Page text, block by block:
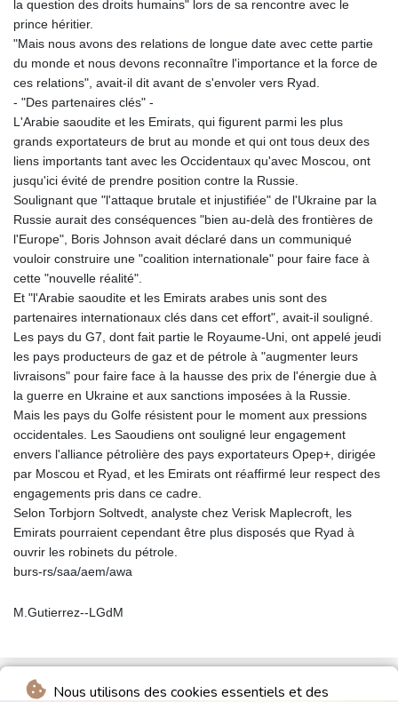
Nous utilisons des cookies essentiels et des
la question des droits humains" lors de sa rencontre avec le
prince héritier.
"Mais nous avons des relations de longue date avec cette partie
du monde et nous devons reconnaître l'importance et la force de
ces relations", avait-il dit avant de s'envoler vers Ryad.
- "Des partenaires clés" -
L'Arabie saoudite et les Emirats, qui figurent parmi les plus
grands exportateurs de brut au monde et qui ont tous deux des
liens importants tant avec les Occidentaux qu'avec Moscou, ont
jusqu'ici évité de prendre position contre la Russie.
Soulignant que "l'attaque brutale et injustifiée" de l'Ukraine par la
Russie aurait des conséquences "bien au-delà des frontières de
l'Europe", Boris Johnson avait déclaré dans un communiqué
vouloir construire une "coalition internationale" pour faire face à
cette "nouvelle réalité".
Et "l'Arabie saoudite et les Emirats arabes unis sont des
partenaires internationaux clés dans cet effort", avait-il souligné.
Les pays du G7, dont fait partie le Royaume-Uni, ont appelé jeudi
les pays producteurs de gaz et de pétrole à "augmenter leurs
livraisons" pour faire face à la hausse des prix de l'énergie due à
la guerre en Ukraine et aux sanctions imposées à la Russie.
Mais les pays du Golfe résistent pour le moment aux pressions
occidentales. Les Saoudiens ont souligné leur engagement
envers l'alliance pétrolière des pays exportateurs Opep+, dirigée
par Moscou et Ryad, et les Emirats ont réaffirmé leur respect des
engagements pris dans ce cadre.
Selon Torbjorn Soltvedt, analyste chez Verisk Maplecroft, les
Emirats pourraient cependant être plus disposés que Ryad à
ouvrir les robinets du pétrole.
burs-rs/saa/aem/awa
M.Gutierrez--LGdM